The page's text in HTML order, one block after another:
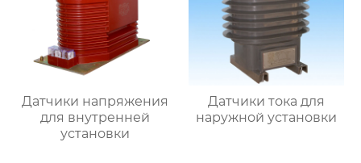
Датчики напряжения
для внутренней
установки
Датчики тока для
наружной установки